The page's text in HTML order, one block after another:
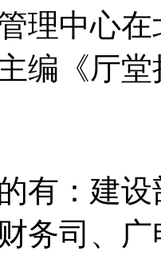
理中心
编《厅
：建设
务司、